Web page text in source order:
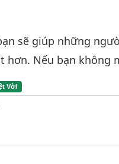
Đánh giá
sẽ giúp những
hơn. Nếu bạn không
Vời